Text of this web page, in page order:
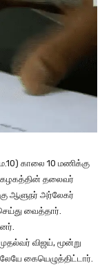
காலை 10 மணிக்கு
கழகத்தின் தலைவர்
ஆளுநர் அர்லேகர்
வைத்தார்.
விஜய், மூன்று
கையெழுத்திட்டார்.